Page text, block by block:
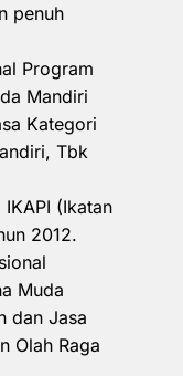
penuh
Program
Mandiri
Kategori
Tbk
(Ikatan
2012.
Muda
dan Jasa
Olah Raga